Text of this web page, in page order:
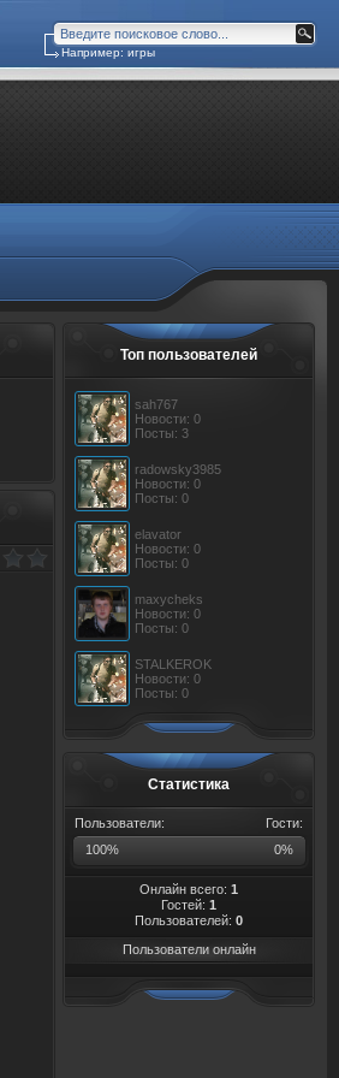
Например: игры
Топ пользователей
sah767
Новости: 0
Посты: 3
radowsky3985
Новости: 0
Посты: 0
elavator
Новости: 0
Посты: 0
maxycheks
Новости: 0
Посты: 0
STALKEROK
Новости: 0
Посты: 0
Статистика
Гости:
Пользователи:
100%
0%
Онлайн всего: 1
Гостей: 1
Пользователей: 0
Пользователи онлайн